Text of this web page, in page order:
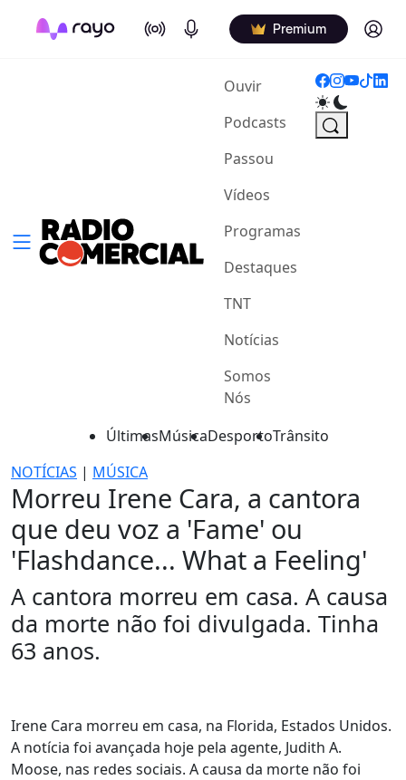
On Air Podcasts Premium Log in
Ouvir(current)
Podcasts
Passou
Vídeos
Programas
Destaques
TNT
Notícias
Somos
Nós
ÚltimasMúsicaDesportoTrânsito
NOTÍCIAS | MÚSICA
Morreu Irene Cara, a cantora
que deu voz a 'Fame' ou
'Flashdance... What a Feeling'
A cantora morreu em casa. A causa
da morte não foi divulgada. Tinha
63 anos.
Irene Cara morreu em casa, na Florida, Estados Unidos.
A notícia foi avançada hoje pela agente, Judith A.
Moose, nas redes sociais. A causa da morte não foi